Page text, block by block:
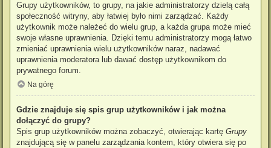
Grupy użytkowników, to grupy, na jakie administratorzy dzielą całą
społeczność witryny, aby łatwiej było nimi zarządzać. Każdy
użytkownik może należeć do wielu grup, a każda grupa może mieć
swoje własne uprawnienia. Dzięki temu administratorzy mogą łatwo
zmieniać uprawnienia wielu użytkowników naraz, nadawać
uprawnienia moderatora lub dawać dostęp użytkownikom do
prywatnego forum.
Na górę
Gdzie znajduje się spis grup użytkowników i jak można
dołączyć do grupy?
Spis grup użytkowników można zobaczyć, otwierając kartę Grupy
znajdującą się w panelu zarządzania kontem, który otwiera się po